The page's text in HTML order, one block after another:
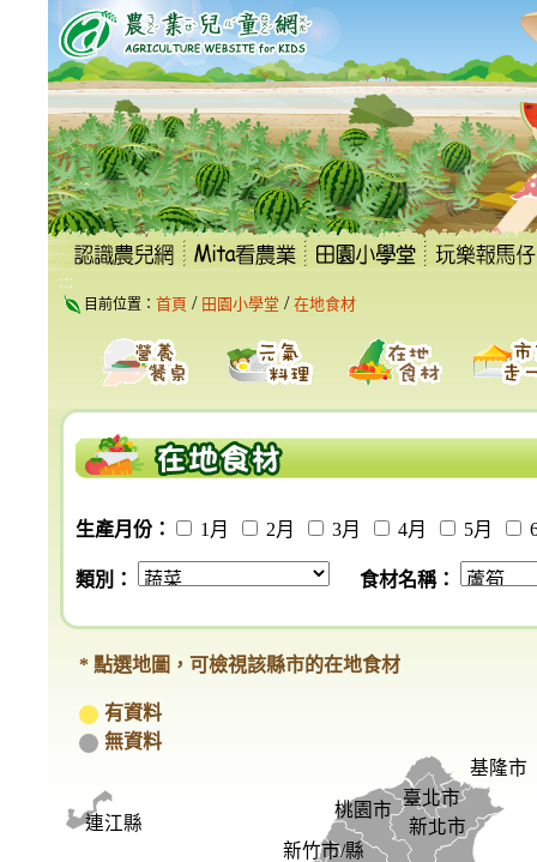
到
主
要
內
容
區
塊
:::
目前位置： 首頁 / 田園小學堂 / 在地食材
生產月份： 1月 2月 3月 4月 5月
類別： 食材名稱：
* 點選地圖，可檢視該縣市的在地食材
有資料
無資料
連江縣
基隆市
新北市
臺北市
桃園市
新竹市/縣